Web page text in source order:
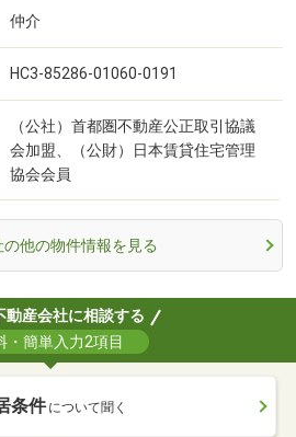
仲介
HC3-85286-01060-0191
（公社）首都圏不動産公正取引協議
会加盟、（公財）日本賃貸住宅管理
協会会員
の他の物件情報を見る
動産会社に相談する
・簡単入力2項目
条件 について聞く